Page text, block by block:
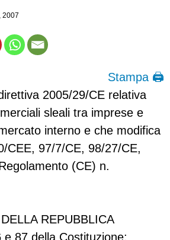
2007
Stampa 🖨
2005/29/CE relativa
sleali tra imprese e
interno e che modifica
CEE, 97/7/CE, 98/27/CE,
(CE) n.
REPUBBLICA
87 della Costituzione;